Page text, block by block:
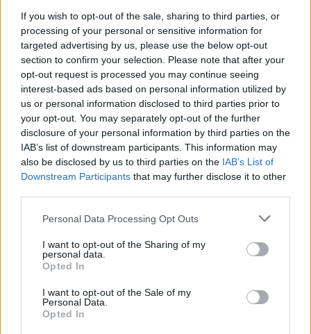
If you wish to opt-out of the sale, sharing to third parties, or
processing of your personal or sensitive information for
targeted advertising by us, please use the below opt-out
section to confirm your selection. Please note that after your
opt-out request is processed you may continue seeing
interest-based ads based on personal information utilized by
us or personal information disclosed to third parties prior to
your opt-out. You may separately opt-out of the further
disclosure of your personal information by third parties on the
IAB’s list of downstream participants. This information may
also be disclosed by us to third parties on the IAB’s List of
Downstream Participants that may further disclose it to other
Please note that this website/app uses one or more Google
not limited to your visit or usage behaviour. You may click to
grant or deny consent to Google and its third-party tags to
use your data for below specified purposes in below Google
consent section.
Personal Data Processing Opt Outs
I want to opt-out of the Sharing of my
personal data.
Opted In
I want to opt-out of the Sale of my
Personal Data.
Opted In
7 μόρια ανά μήνα
Να σημειωθεί ότι μόνο στην 2Κ/2024 προκήρυξη
για τα νοσοκομεία μοριοδοτείται και η ειδική
εμπειρίαως εξής:
Ειδική εμπειρία σε επίπεδο δευτεροβάθμιας και
τριτοβάθμιας περίθαλψης -20 μόριαανά μήνα
από 5 Φεβρουαρίου 2020 έως και 23 Απριλίου
Ειδική εμπειρία στις δημόσιες Μονάδες
Πρωτοβάθμιας Φροντίδας Υγείας,
συμπεριλαμβανομένων αυτών της ΑΕΜΥ Α.Ε.
έως και 23 Απριλίου 2024